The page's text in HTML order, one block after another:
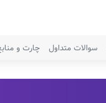
سوالات متداول چارت و